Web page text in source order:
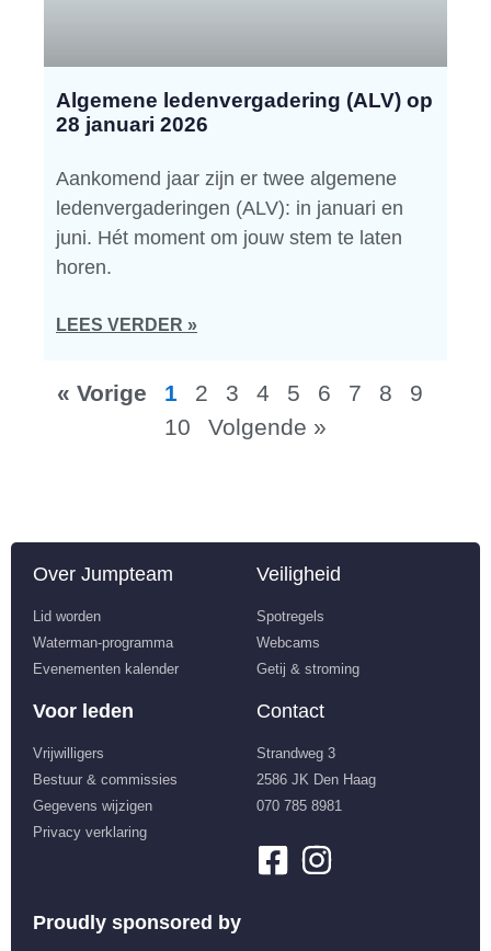
Algemene ledenvergadering (ALV) op
28 januari 2026
Aankomend jaar zijn er twee algemene
ledenvergaderingen (ALV): in januari en
juni. Hét moment om jouw stem te laten
horen.
LEES VERDER »
« Vorige 1 2 3 4 5 6 7 8
9
10
Volgende »
Over Jumpteam
Lid worden
Waterman-programma
Evenementen kalender
Veiligheid
Spotregels
Webcams
Getij & stroming
Voor leden
Vrijwilligers
Bestuur & commissies
Gegevens wijzigen
Privacy verklaring
Contact
Strandweg 3
2586 JK Den Haag
070 785 8981
Proudly sponsored by